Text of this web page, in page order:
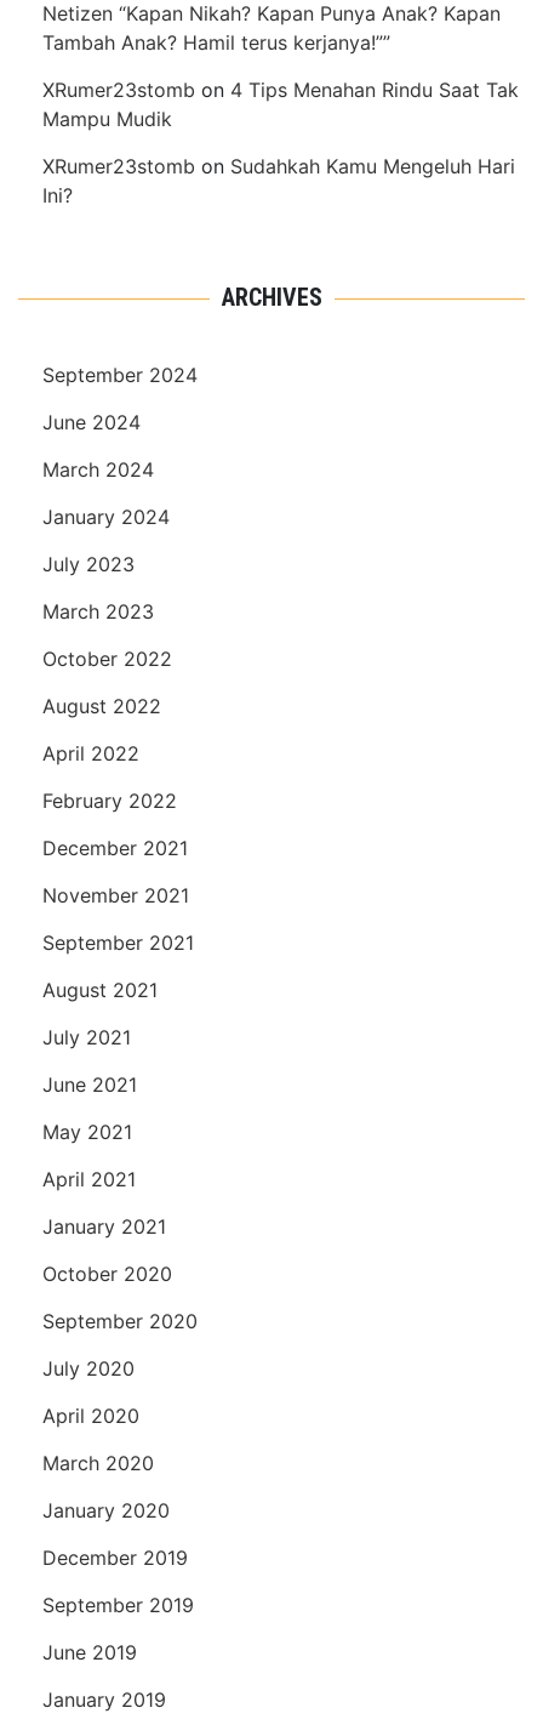
Netizen “Kapan Nikah? Kapan Punya Anak? Kapan
Tambah Anak? Hamil terus kerjanya!””
XRumer23stomb on 4 Tips Menahan Rindu Saat Tak
Mampu Mudik
XRumer23stomb on Sudahkah Kamu Mengeluh Hari
Ini?
ARCHIVES
September 2024
June 2024
March 2024
January 2024
July 2023
March 2023
October 2022
August 2022
April 2022
February 2022
December 2021
November 2021
September 2021
August 2021
July 2021
June 2021
May 2021
April 2021
January 2021
October 2020
September 2020
July 2020
April 2020
March 2020
January 2020
December 2019
September 2019
June 2019
January 2019